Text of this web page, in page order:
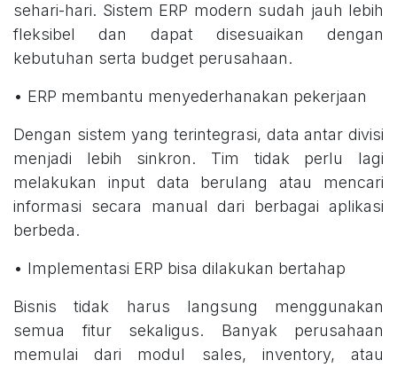
sehari-hari. Sistem ERP modern sudah jauh lebih
fleksibel dan dapat disesuaikan dengan
kebutuhan serta budget perusahaan.
• ERP membantu menyederhanakan pekerjaan
Dengan sistem yang terintegrasi, data antar divisi
menjadi lebih sinkron. Tim tidak perlu lagi
melakukan input data berulang atau mencari
informasi secara manual dari berbagai aplikasi
berbeda.
• Implementasi ERP bisa dilakukan bertahap
Bisnis tidak harus langsung menggunakan
semua fitur sekaligus. Banyak perusahaan
memulai dari modul sales, inventory, atau